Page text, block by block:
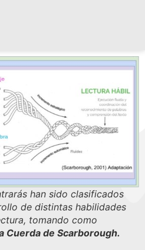
han sido clasificados
de distintas habilidades
tomando como
Cuerda de Scarborough.